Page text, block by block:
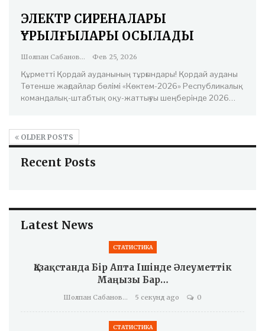
ЭЛЕКТР СИРЕНАЛАРЫ
ҚҰРЫЛҒЫЛАРЫ ҚОСЫЛАДЫ
Шолпан Сабанова Фев 25, 2026
Құрметті Қордай ауданының тұрғындары! Қордай ауданы
Төтенше жағдайлар бөлімі «Көктем-2026» Республикалық
командалық-штабтық оқу-жаттығуы шеңберінде 2026…
OLDER POSTS
Recent Posts
Latest News
СТАТИСТИКА
Қазақстанда Бір Апта Ішінде Әлеуметтік
Маңызы Бар…
Шолпан Сабанова 5 секунд ago 0
СТАТИСТИКА